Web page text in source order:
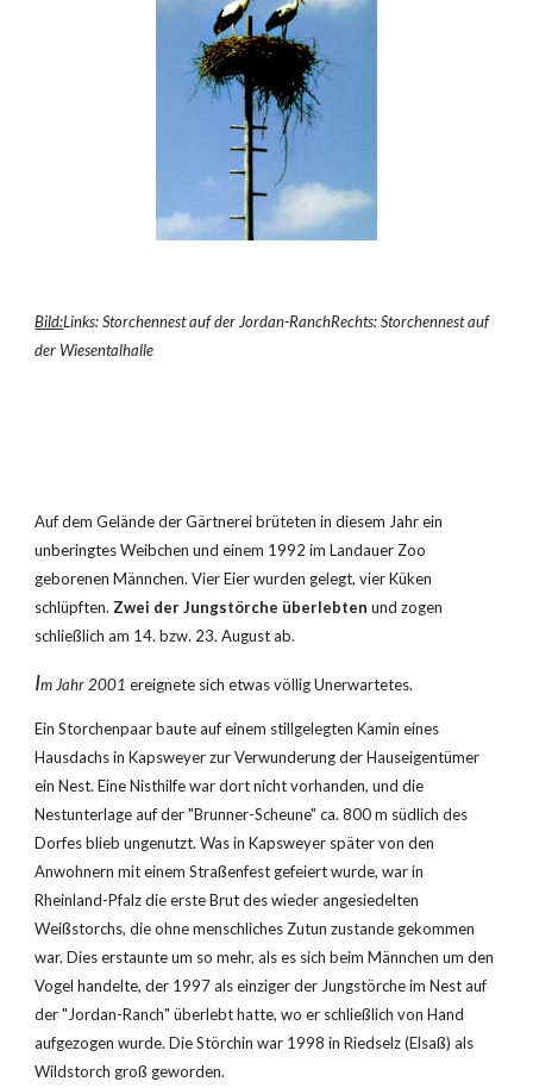
Bild:Links: Storchennest auf der Jordan-RanchRechts: Storchennest auf
der Wiesentalhalle
Auf dem Gelände der Gärtnerei brüteten in diesem Jahr ein
unberingtes Weibchen und einem 1992 im Landauer Zoo
geborenen Männchen. Vier Eier wurden gelegt, vier Küken
schlüpften. Zwei der Jungstörche überlebten und zogen
schließlich am 14. bzw. 23. August ab.
Im Jahr 2001 ereignete sich etwas völlig Unerwartetes.
Ein Storchenpaar baute auf einem stillgelegten Kamin eines
Hausdachs in Kapsweyer zur Verwunderung der Hauseigentümer
ein Nest. Eine Nisthilfe war dort nicht vorhanden, und die
Nestunterlage auf der "Brunner-Scheune" ca. 800 m südlich des
Dorfes blieb ungenutzt. Was in Kapsweyer später von den
Anwohnern mit einem Straßenfest gefeiert wurde, war in
Rheinland-Pfalz die erste Brut des wieder angesiedelten
Weißstorchs, die ohne menschliches Zutun zustande gekommen
war. Dies erstaunte um so mehr, als es sich beim Männchen um den
Vogel handelte, der 1997 als einziger der Jungstörche im Nest auf
der "Jordan-Ranch" überlebt hatte, wo er schließlich von Hand
aufgezogen wurde. Die Störchin war 1998 in Riedselz (Elsaß) als
Wildstorch groß geworden.